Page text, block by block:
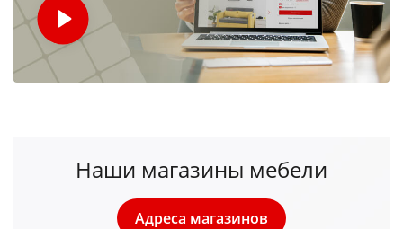
Наши магазины мебели
Адреса магазинов